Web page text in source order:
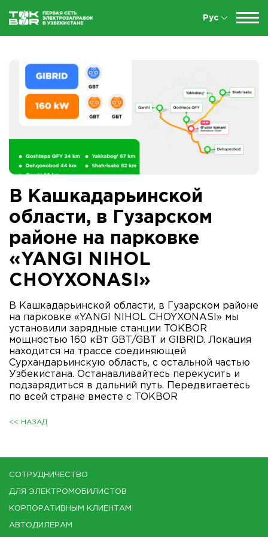
Рус
В Кашкадарьинской
области, в Гузарском
районе на парковке
«YANGI NIHOL
CHOYXONASI»
В Кашкадарьинской области, в Гузарском районе
на парковке «YANGI NIHOL CHOYXONASI» мы
установили зарядные станции TOKBOR
мощностью 160 кВт GBT/GBT и GIBRID. Локация
находится на трассе соединяющей
Сурхандарьинскую область, с остальной частью
Узбекистана. Останавливайтесь перекусить и
подзарядиться в дальний путь. Передвигаетесь
по всей стране вместе с TOKBOR
<< НАЗАД
СОТРУДНИЧЕСТВО
ДЛЯ ЭЛЕКТРОМОБИЛИСТОВ
КОРПОРАТИВНЫМ КЛИЕНТАМ
АВТОДИЛЕРАМ